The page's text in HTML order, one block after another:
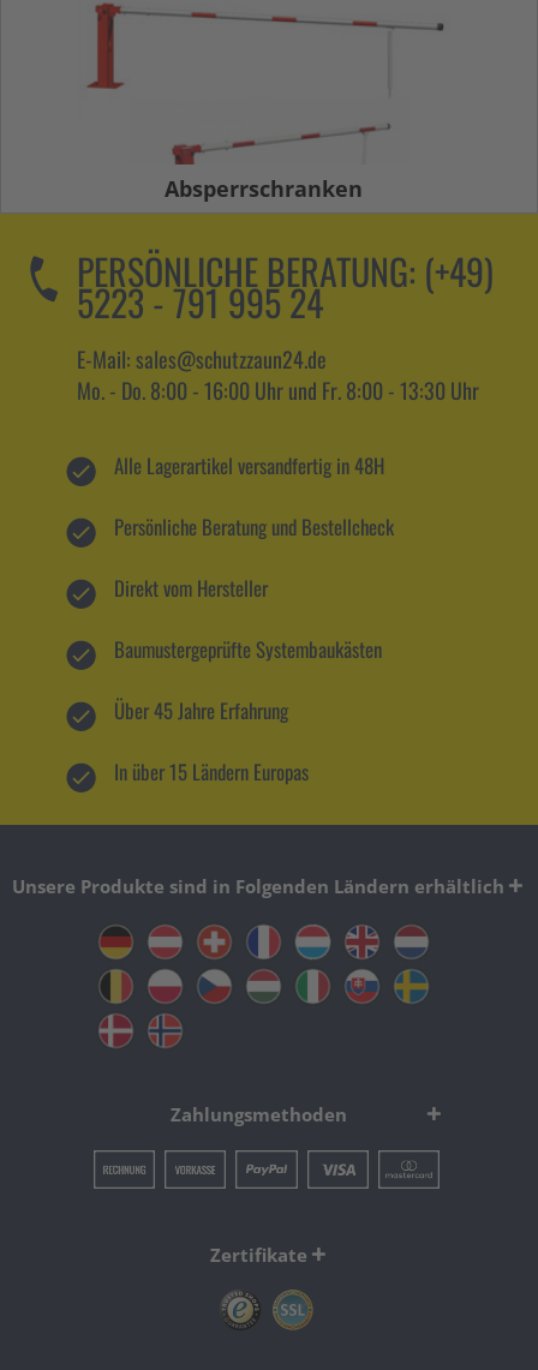
Absperrschranken
PERSÖNLICHE BERATUNG: (+49)
5223 - 791 995 24
E-Mail: sales@schutzzaun24.de
Mo. - Do. 8:00 - 16:00 Uhr und Fr. 8:00 - 13:30 Uhr
Alle Lagerartikel versandfertig in 48H
Persönliche Beratung und Bestellcheck
Direkt vom Hersteller
Baumustergeprüfte Systembaukästen
Über 45 Jahre Erfahrung
In über 15 Ländern Europas
Unsere Produkte sind in Folgenden Ländern erhältlich
Zahlungsmethoden
Zertifikate